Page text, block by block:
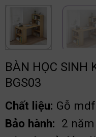
BÀN HỌC SINH
BGS03
Chất liệu: Gỗ mdf
Bảo hành: 2 năm